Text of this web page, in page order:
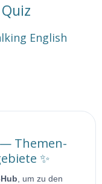
English
Themen-
✨
, um zu den